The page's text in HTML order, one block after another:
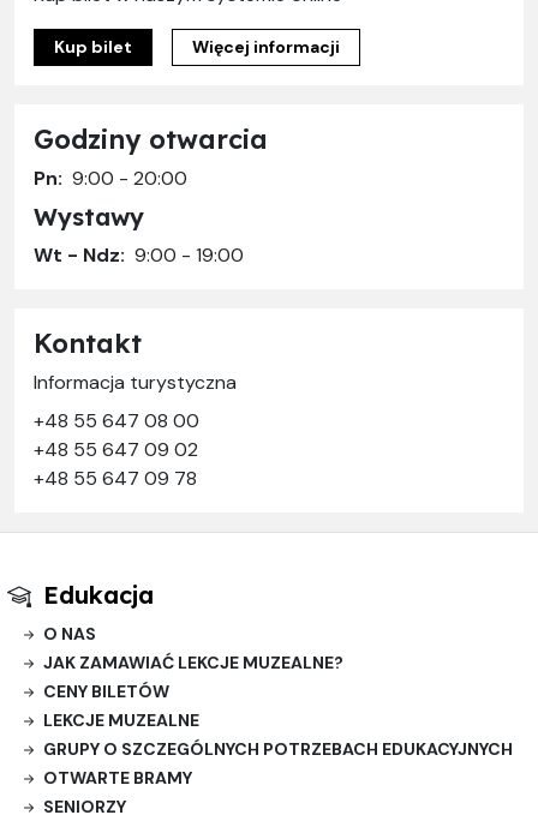
Kup bilet Więcej informacji
Godziny otwarcia
Pn: 9:00 - 20:00
Wystawy
Wt - Ndz: 9:00 - 19:00
Kontakt
Informacja turystyczna
+48 55 647 08 00
+48 55 647 09 02
+48 55 647 09 78
Edukacja
O NAS
JAK ZAMAWIAĆ LEKCJE MUZEALNE?
CENY BILETÓW
LEKCJE MUZEALNE
GRUPY O SZCZEGÓLNYCH POTRZEBACH EDUKACYJNYCH
OTWARTE BRAMY
SENIORZY